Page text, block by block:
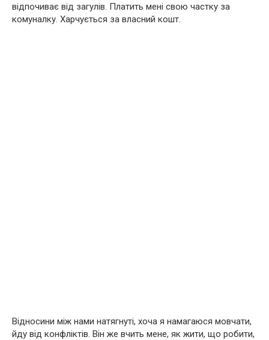
відпочиває від загулів. Платить мені свою частку за
комуналку. Харчується за власний кошт.
Відносини між нами натягнуті, хоча я намагаюся мовчати,
йду від конфліктів. Він же вчить мене, як жити, що робити,